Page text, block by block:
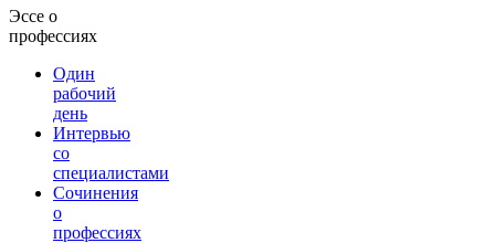
Эссе о
профессиях
Один
рабочий
день
Интервью
со
специалистами
Сочинения
о
профессиях